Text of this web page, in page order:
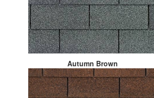
Autumn Brown